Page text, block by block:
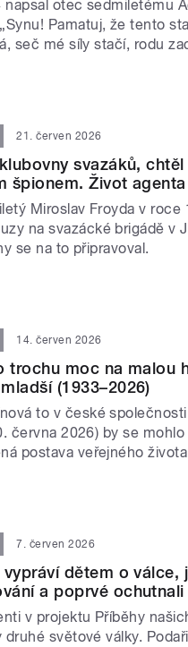
napsal otec sedmiletému
Pamatuj, že tento
seč mé síly stačí, rodu
21. červen 2026
svazáků,
špionem. Život
Miroslav Froyda v roce
na svazácké brigádě v
se na to připravoval.
14. červen 2026
trochu moc na malou
(1933–2026)
to v české
června 2026) by se
postava veřejného
7. červen 2026
dětem o válce,
a poprvé
v projektu Příběhy
druhé světové války.